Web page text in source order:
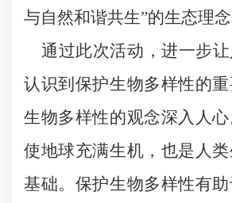
与自然和谐共生”的生态理念
通过此次活动，进一步让
认识到保护生物多样性的
生物多样性的观念深入人
使地球充满生机，也是人
基础。保护生物多样性有